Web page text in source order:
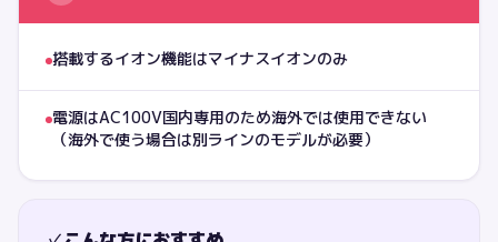
搭載するイオン機能はマイナスイオンのみ
電源はAC100V国内専用のため海外では使用できない
（海外で使う場合は別ラインのモデルが必要）